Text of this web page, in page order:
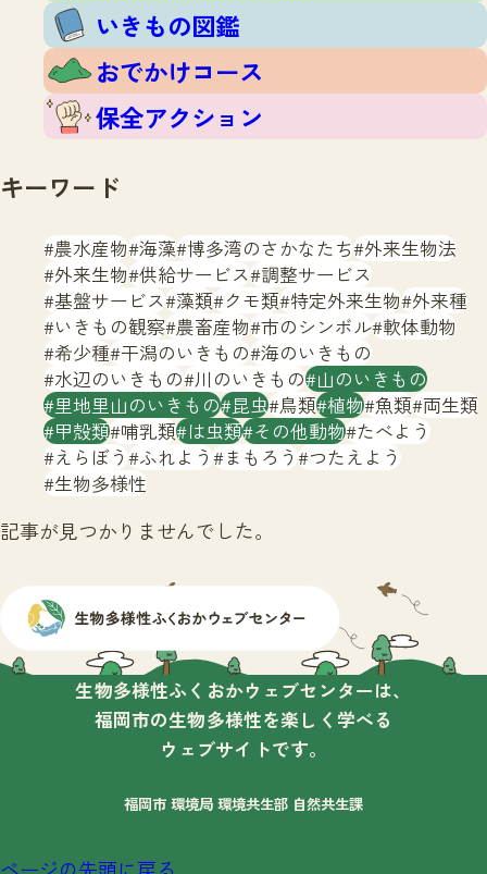
文字サイズ 小 中 大
保全アクション
調査レポートTOP
調査結果
ふくおかいきものマップ
マッチング
マッチングTOP
掲載申し込みフォーム
お問合せ
生物多様性ふくおかウェブセンターとは
サイトマップ
いきもの図鑑
おでかけコース
保全アクション
キーワード
農水産物 海藻 博多湾のさかなたち 外来生物法
外来生物 供給サービス 調整サービス
基盤サービス 藻類 クモ類 特定外来生物 外来種
いきもの観察 農畜産物 市のシンボル 軟体動物
希少種 干潟のいきもの 海のいきもの
水辺のいきもの 川のいきもの 山のいきもの
里地里山のいきもの 昆虫 鳥類 植物 魚類 両生類
甲殻類 哺乳類 は虫類 その他動物 たべよう
えらぼう ふれよう まもろう つたえよう
生物多様性
記事が見つかりませんでした。
生物多様性ふくおかウェブセンターは、
福岡市の生物多様性を楽しく学べる
ウェブサイトです。
福岡市 環境局 環境共生部 自然共生課